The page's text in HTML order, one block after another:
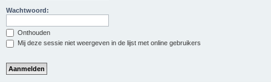
Wachtwoord:
Onthouden
Mij deze sessie niet weergeven in de lijst met online gebruikers